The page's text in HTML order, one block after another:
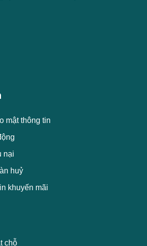
mật thông tin
nại
huỷ
khuyến mãi
chỗ